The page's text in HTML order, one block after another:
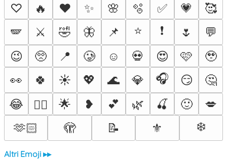
♡ 🔥 ❤️ ✨ 🌸 🫧 ✅ 💗
🥰
🪽
⚔️ 🤣 🦋 📌 ⭐ ❗ 🌷
💬
😉
🥺 📍 🥲 ☺️ 💀 😍 🩷
🥹
👀
🍀 ☀️ 💖 🌊 💎 🎧 😏
🤔
😂
❤️‍🔥 🌟 ❥ 💕 🌿 🍒 🙂
💋
🫶🏻
🫣 📝 ⚜️ ❄️
Altri Emoji ▸▸